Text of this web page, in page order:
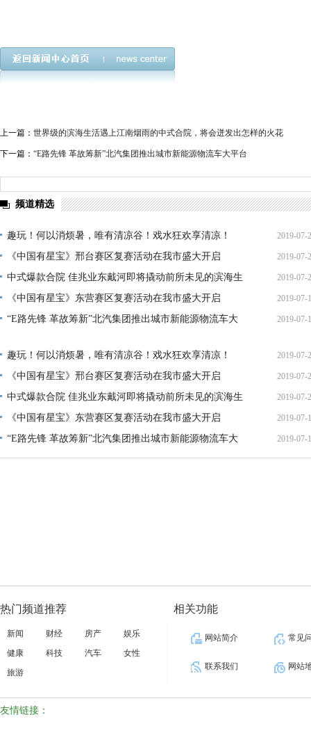
上一篇： 世界级的滨海生活遇上江南烟雨的中式合院，将会迸发出怎样的火花
下一篇： “E路先锋 革故筹新”北汽集团推出城市新能源物流车大平台
频道精选
趣玩！何以消烦暑，唯有清凉谷！戏水狂欢享清凉！ 2019-07-
《中国有星宝》邢台赛区复赛活动在我市盛大开启 2019-07-
中式爆款合院 佳兆业东戴河即将撬动前所未见的滨海生 2019-07-
《中国有星宝》东营赛区复赛活动在我市盛大开启 2019-07-
“E路先锋 革故筹新”北汽集团推出城市新能源物流车大 2019-07-
趣玩！何以消烦暑，唯有清凉谷！戏水狂欢享清凉！ 2019-07-
《中国有星宝》邢台赛区复赛活动在我市盛大开启 2019-07-
中式爆款合院 佳兆业东戴河即将撬动前所未见的滨海生 2019-07-
《中国有星宝》东营赛区复赛活动在我市盛大开启 2019-07-
“E路先锋 革故筹新”北汽集团推出城市新能源物流车大 2019-07-
热门频道推荐
新闻 财经 房产
娱乐
健康
科技 汽车
女性
旅游
相关功能
网站简介 常见
联系我们 网站
友情链接：